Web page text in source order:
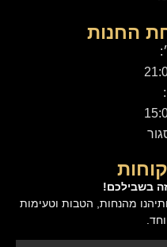
החנות
בשבילכם!
מהנחות, הטבות וטעימות